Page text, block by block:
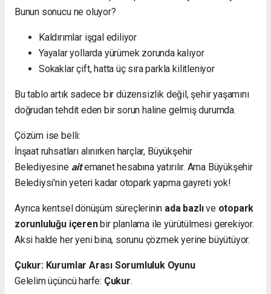
Bunun sonucu ne oluyor?
Kaldırımlar işgal ediliyor
Yayalar yollarda yürümek zorunda kalıyor
Sokaklar çift, hatta üç sıra parkla kilitleniyor
Bu tablo artık sadece bir düzensizlik değil, şehir yaşamını
doğrudan tehdit eden bir sorun haline gelmiş durumda.
Çözüm ise belli:
İnşaat ruhsatları alınırken harçlar, Büyükşehir
Belediyesine aitemanet hesabına yatırılır. Ama Büyükşehir
Belediysi'nin yeteri kadar otopark yapma gayreti yok!
Ayrıca kentsel dönüşüm süreçlerinin ada bazlıve otopark
zorunluluğu içerenbir planlama ile yürütülmesi gerekiyor.
Aksi halde her yeni bina, sorunu çözmek yerine büyütüyor.
Çukur: Kurumlar Arası Sorumluluk Oyunu
Gelelim üçüncü harfe: Çukur.